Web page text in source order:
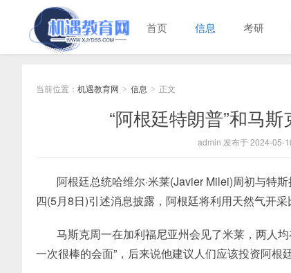
首页 信息 考研
当前位置： 机遇教育网 > 信息 > 正文
“阿根廷特朗普”和马
admin 发布于 2024-05-
阿根廷总统哈维尔·米莱(Javier Milei)周初与特
四(5月8日)引述消息披露，阿根廷将利用天然气开
马斯克周一在加利福尼亚州会见了米莱，两人
一次很棒的会面”，后来说他建议人们应该投资阿根廷